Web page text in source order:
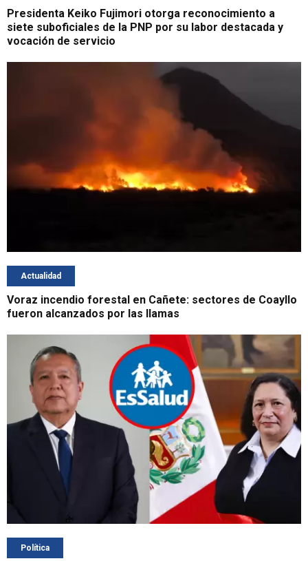
Presidenta Keiko Fujimori otorga reconocimiento a
siete suboficiales de la PNP por su labor destacada y
vocación de servicio
Actualidad
Voraz incendio forestal en Cañete: sectores de Coayllo
fueron alcanzados por las llamas
Política